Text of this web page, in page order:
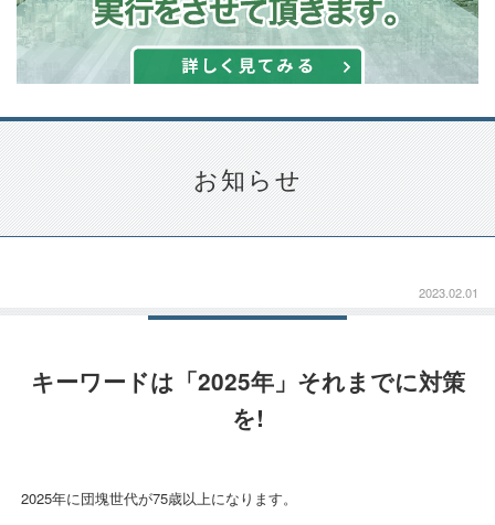
お知らせ
2023.02.01
キーワードは「2025年」それまでに対策
を!
2025年に団塊世代が75歳以上になります。